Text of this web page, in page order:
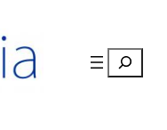
Buscar